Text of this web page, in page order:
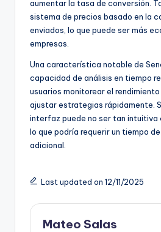
aumentar la tasa de conversión.
sistema de precios basado en la
enviados, lo que puede ser más
empresas.
Una característica notable de
capacidad de análisis en tiempo
usuarios monitorear el
ajustar estrategias rápidamente.
interfaz puede no ser tan intuitiva
lo que podría requerir un tiempo
adicional.
Last updated on 12/11/2025
Mateo Salas